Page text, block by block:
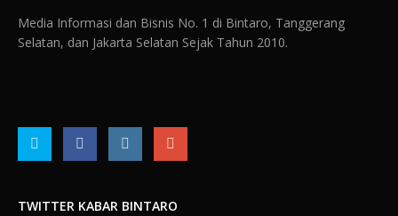
Media Informasi dan Bisnis No. 1 di Bintaro, Tanggerang
Selatan, dan Jakarta Selatan Sejak Tahun 2010.
TWITTER KABAR BINTARO